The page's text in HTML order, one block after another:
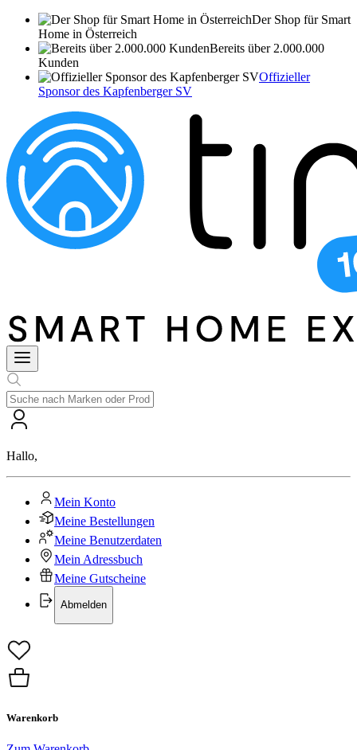
Der Shop für Smart
Home in Österreich
Bereits über 2.000.000
Kunden
Offizieller
Sponsor des Kapfenberger SV
Hallo,
Mein Konto
Meine Bestellungen
Meine Benutzerdaten
Mein Adressbuch
Meine Gutscheine
Abmelden
Warenkorb